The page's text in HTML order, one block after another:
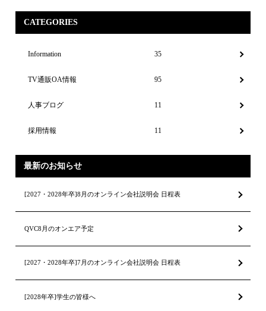
CATEGORIES
Information 35
TV通販OA情報 95
人事ブログ 11
採用情報 11
最新のお知らせ
[2027・2028年卒]8月のオンライン会社説明会 日程表
QVC8月のオンエア予定
[2027・2028年卒]7月のオンライン会社説明会 日程表
[2028年卒]学生の皆様へ